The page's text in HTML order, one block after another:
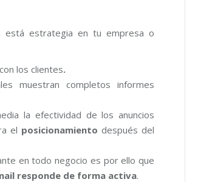
está estrategia en tu empresa o
los clientes.
muestran completos informes
la efectividad de los anuncios
el posicionamiento después del
en todo negocio es por ello que
responde de forma activa.